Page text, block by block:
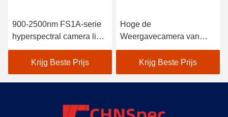
900-2500nm FS1A-serie
hyperspectral camera line
scan
Krijg Beste Prijs
Hoge de
Weergavecamera van
Stabiliteitshyperspectral
voor Kustlijn en Marine
Environment
Krijg Beste Prijs